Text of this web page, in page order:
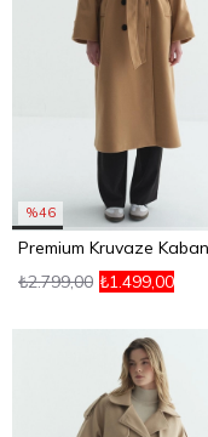
%46
₺1.499,00
₺2.799,00